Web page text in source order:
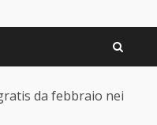
da febbraio nei